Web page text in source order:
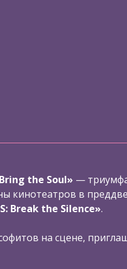
the Soul» —
кинотеатров в
Break the Silence».
на сцене,